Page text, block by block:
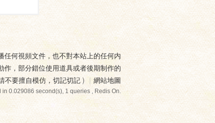
何視頻文件，也不對本站上的任何内
，部分錯位使用道具或者後期制作的
不要擅自模仿，切記切記 ) | 網站地圖
0.029086 second(s), 1 queries , Redis On.